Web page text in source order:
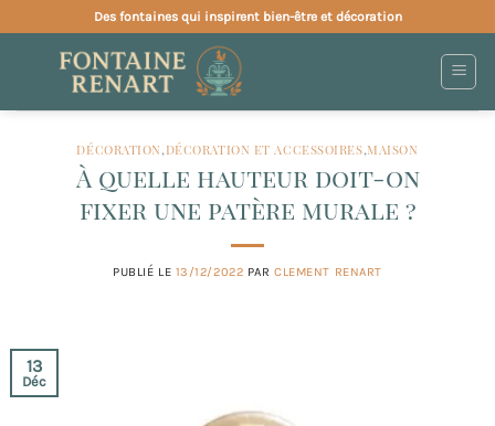
au
contenu
Des fontaines qui inspirent bien-être et décoration
DÉCORATION,DÉCORATION ET ACCESSOIRES,MAISON
À quelle hauteur doit-on
fixer une patère murale ?
PUBLIÉ LE 13/12/2022 PARCLEMENT RENART
13
Déc